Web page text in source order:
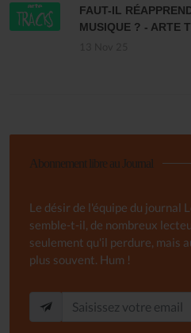
FAUT-IL
MUSIQUE ? - ARTE
Abonnement libre au Journal
Le désir de l'équipe du journal
semble-t-il, de nombreux
seulement qu'il perdure, mais
plus souvent. Hum !